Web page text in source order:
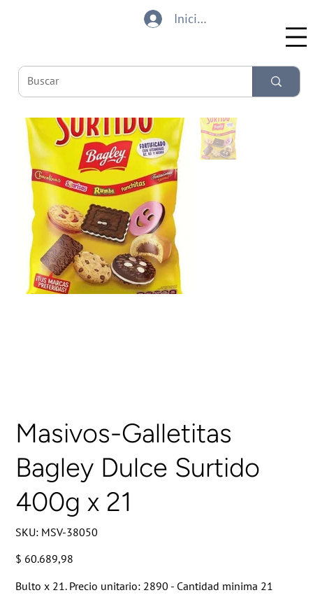
Iniciar sesión
Masivos-Galletitas
Bagley Dulce Surtido
400g x 21
SKU: SKU
MSV-
MSV-38050
Precio
$ 60.689,98
Bulto x 21. Precio unitario: 2890 - Cantidad minima 21